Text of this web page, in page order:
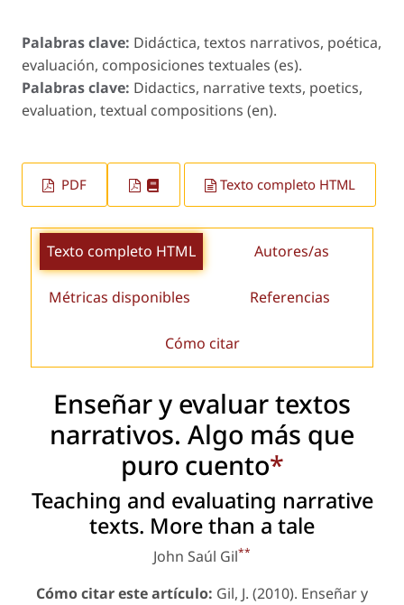
Palabras clave: Didáctica, textos narrativos, poética,
evaluación, composiciones textuales (es).
Palabras clave: Didactics, narrative texts, poetics,
evaluation, textual compositions (en).
PDF Texto completo HTML
Texto completo HTML Autores/as
Métricas disponibles Referencias
Cómo citar
Enseñar y evaluar textos
narrativos. Algo más que
puro cuento*
Teaching and evaluating narrative
texts. More than a tale
John Saúl Gil**
Cómo citar este artículo: Gil, J. (2010). Enseñar y